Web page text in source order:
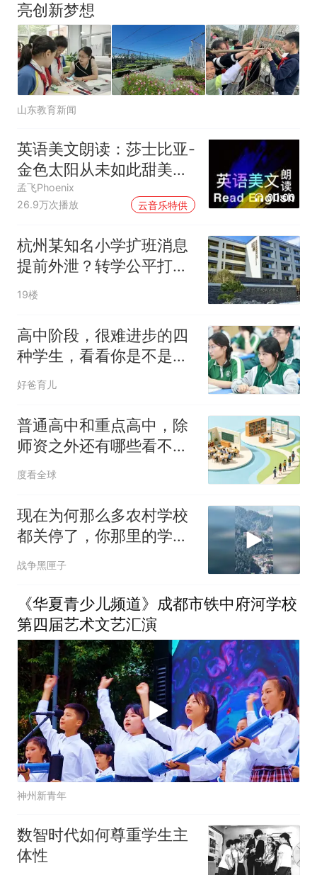
亮创新梦想
山东教育新闻
英语美文朗读：莎士比亚-
金色太阳从未如此甜美吻
过
孟飞Phoenix
26.9万次播放
云音乐特供
00:00
杭州某知名小学扩班消息
提前外泄？转学公平打问
号
19楼
高中阶段，很难进步的四
种学生，看看你是不是其
中一种？
好爸育儿
普通高中和重点高中，除
师资之外还有哪些看不见
的差距？
度看全球
现在为何那么多农村学校
都关停了，你那里的学校
还好吗
战争黑匣子
《华夏青少儿频道》成都市铁中府河学校
第四届艺术文艺汇演
神州新青年
数智时代如何尊重学生主
体性